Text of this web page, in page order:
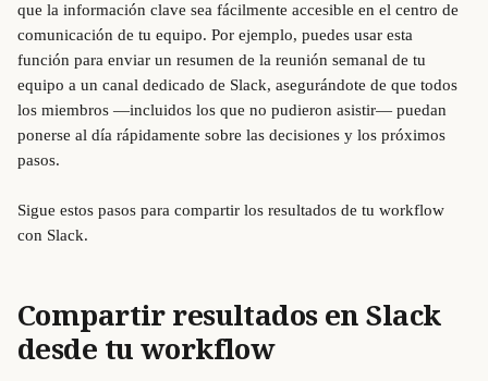
que la información clave sea fácilmente accesible en el centro de
comunicación de tu equipo. Por ejemplo, puedes usar esta
función para enviar un resumen de la reunión semanal de tu
equipo a un canal dedicado de Slack, asegurándote de que todos
los miembros —incluidos los que no pudieron asistir— puedan
ponerse al día rápidamente sobre las decisiones y los próximos
pasos.
Sigue estos pasos para compartir los resultados de tu workflow
con Slack.
Compartir resultados en Slack
desde tu workflow